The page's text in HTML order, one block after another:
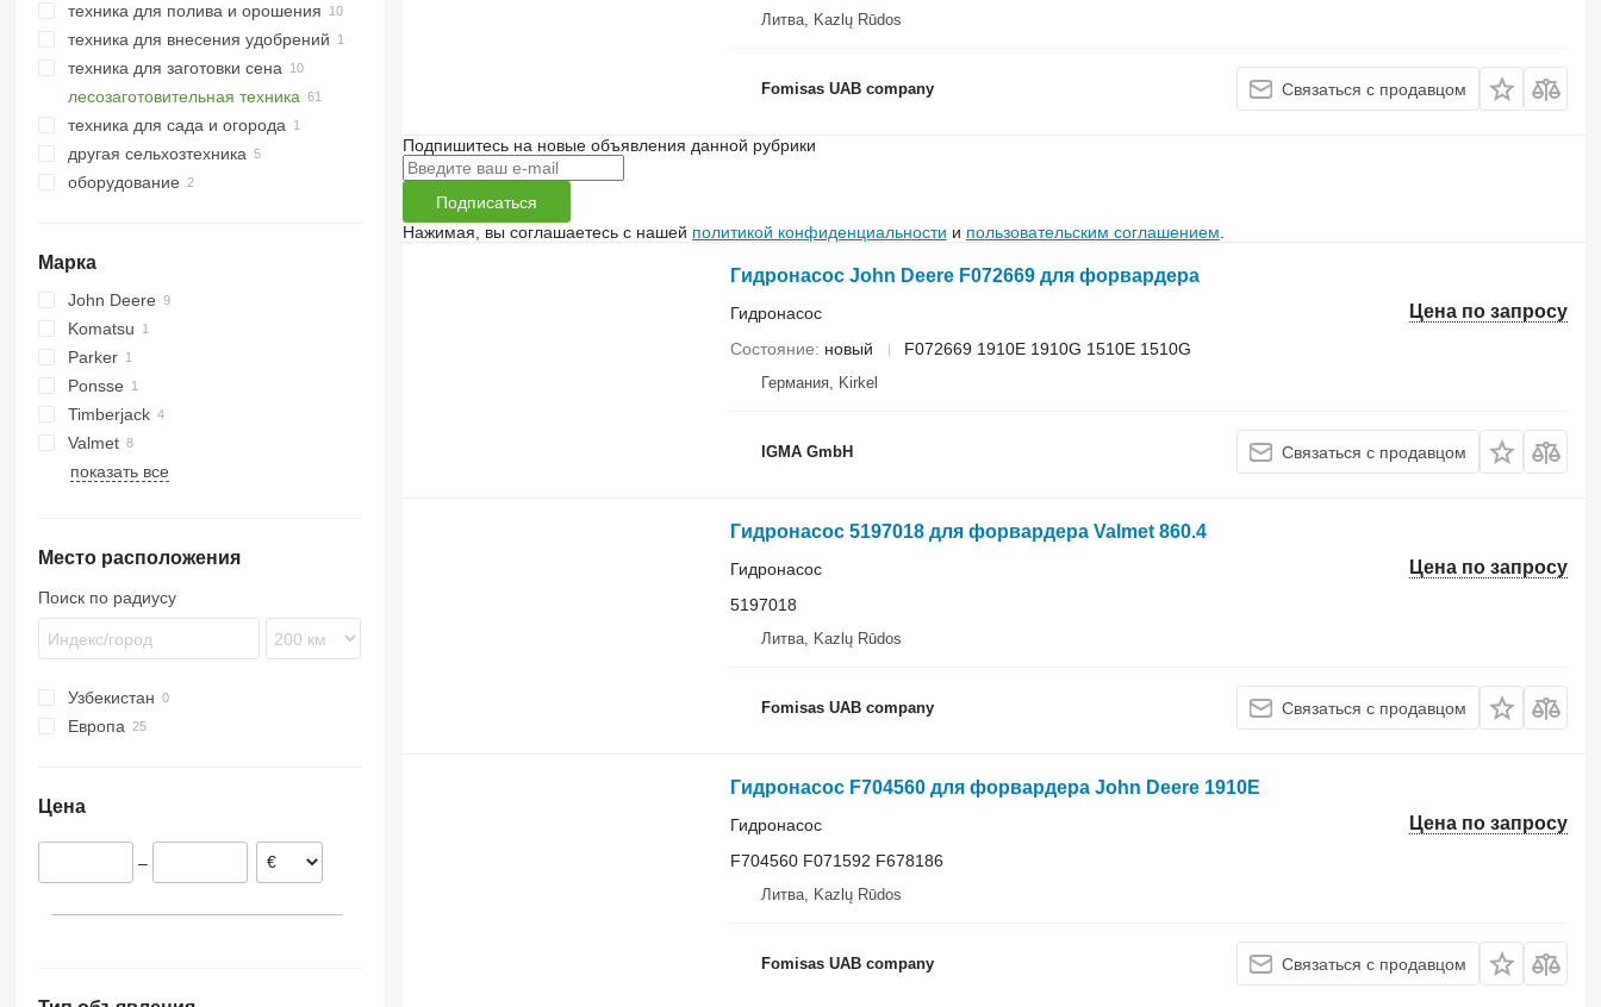
тракторы колесные
свеклоуборочные комбайны
зерноуборочные комбайны
кормоуборочные комбайны
жатки зерновые
техника для полива и орошения
техника для внесения удобрений
разбрасыватели жидких
техника для заготовки сена
косилки
сельскохозяйственные погрузчики
лесозаготовительная техника
трелевочные тракторы
форвардеры
харвестеры
техника для сада и огорода
тракторы газонокосилки
другая сельхозтехника
оборудование
оборудование для
лесозаготовительной техники
лесные краны-манипуляторы
Марка
John Deere
1110
1210
1510 E
1910
F-series
Komatsu
Parker
Ponsse
Timberjack
810
1210
Valmet
840
показать все
Место расположения
Поиск по радиусу
Узбекистан
Европа
Цена
–
Литва, Kazlų Rūdos
Fomisas UAB company Связаться с продавцом
Подпишитесь на новые объявления данной рубрики
Подписаться
Нажимая, вы соглашаетесь с нашей политикой конфиденциальности и пользовательским соглашением
Гидронасос John Deere F072669 для форвардера
Цена по запросу
Гидронасос
Состояние
новый F072669 1910E 1910G 1510E 1510G
Германия, Kirkel
IGMA GmbH Связаться с продавцом
Гидронасос 5197018 для форвардера Valmet 860.4
Цена по запросу
Гидронасос
5197018
Литва, Kazlų Rūdos
Fomisas UAB company Связаться с продавцом
Гидронасос F704560 для форвардера John Deere 1910E
Цена по запросу
Гидронасос
F704560 F071592 F678186
Литва, Kazlų Rūdos
Fomisas UAB company Связаться с продавцом